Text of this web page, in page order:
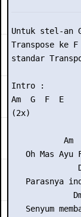
Untuk stel-an
Transpose ke
standar
Intro :
Am  G  F  E
(2x)
Am
Oh Mas Ayu
Parasnya
Senyum